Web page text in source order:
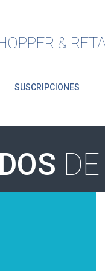
&
SUSCRIPCIONES